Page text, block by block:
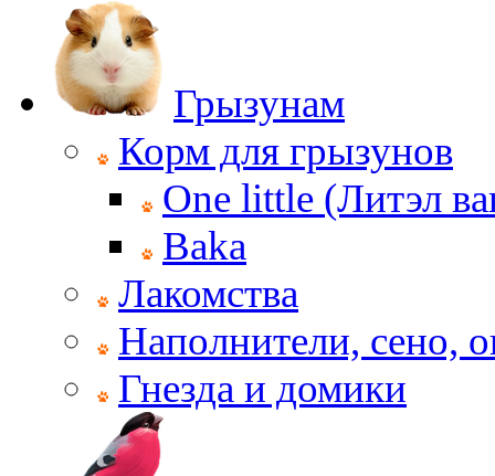
Грызунам
Корм для грызунов
One little (Литэл
Baka
Лакомства
Наполнители, сено,
Гнезда и домики